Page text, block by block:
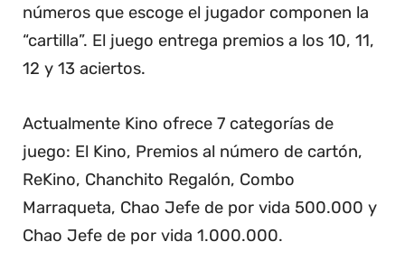
números que escoge el jugador componen la
“cartilla”. El juego entrega premios a los 10, 11,
12 y 13 aciertos.
Actualmente Kino ofrece 7 categorías de
juego: El Kino, Premios al número de cartón,
ReKino, Chanchito Regalón, Combo
Marraqueta, Chao Jefe de por vida 500.000 y
Chao Jefe de por vida 1.000.000.